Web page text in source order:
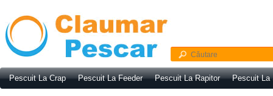
Pescuit La Crap Pescuit La Feeder Pescuit La Rapitor Pescuit La